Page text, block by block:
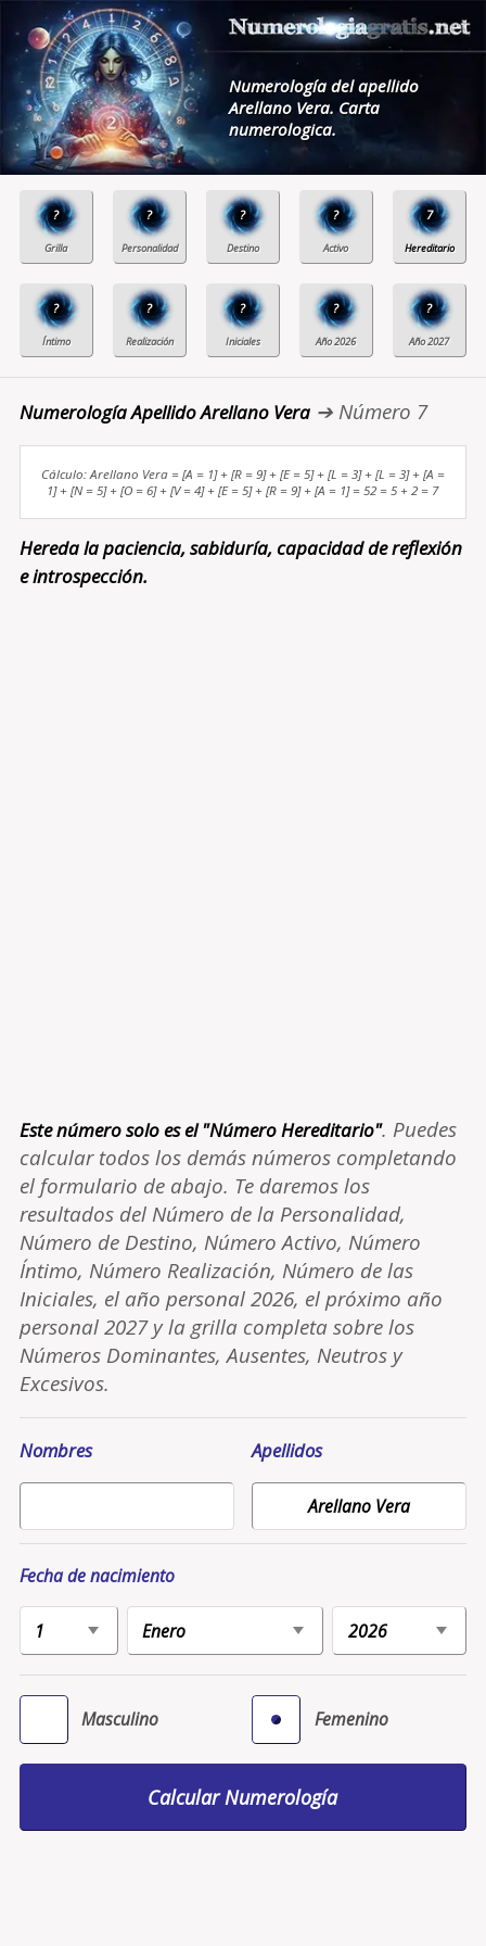
Numerología del apellido
Arellano Vera. Carta
numerologica.
? ? ? ? 7
? ? ? ? ?
Numerología Apellido Arellano Vera➔ Número 7
Cálculo: Arellano Vera = [A = 1] + [R = 9] + [E = 5] + [L = 3] + [L = 3] + [A =
1] + [N = 5] + [O = 6] + [V = 4] + [E = 5] + [R = 9] + [A = 1] = 52 = 5 + 2 = 7
Hereda la paciencia, sabiduría, capacidad de reflexión
e introspección.
Este número solo es el "Número Hereditario". Puedes
calcular todos los demás números completando
el formulario de abajo. Te daremos los
resultados del Número de la Personalidad,
Número de Destino, Número Activo, Número
Íntimo, Número Realización, Número de las
Iniciales, el año personal 2026, el próximo año
personal 2027 y la grilla completa sobre los
Números Dominantes, Ausentes, Neutros y
Excesivos.
Nombres Apellidos
Fecha de nacimiento
Masculino Femenino